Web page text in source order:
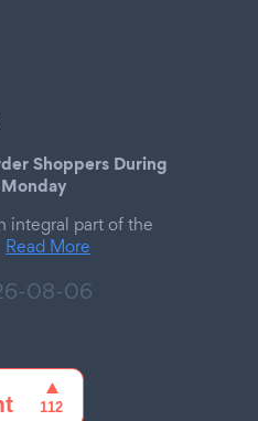
Shoppers During
integral part of the
Read More
08-06